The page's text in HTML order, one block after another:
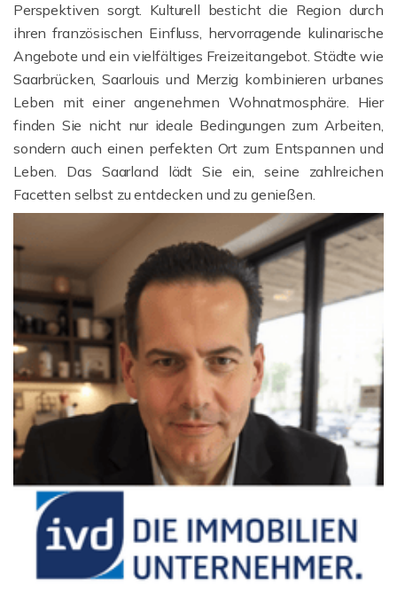
Perspektiven sorgt. Kulturell besticht die Region durch
ihren französischen Einfluss, hervorragende kulinarische
Angebote und ein vielfältiges Freizeitangebot. Städte wie
Saarbrücken, Saarlouis und Merzig kombinieren urbanes
Leben mit einer angenehmen Wohnatmosphäre. Hier
finden Sie nicht nur ideale Bedingungen zum Arbeiten,
sondern auch einen perfekten Ort zum Entspannen und
Leben. Das Saarland lädt Sie ein, seine zahlreichen
Facetten selbst zu entdecken und zu genießen.